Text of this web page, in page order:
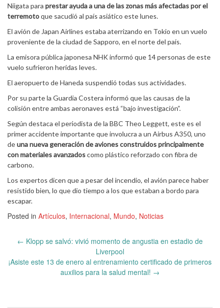
Niigata para prestar ayuda a una de las zonas más afectadas por el
terremotoque sacudió al país asiático este lunes.
El avión de Japan Airlines estaba aterrizando en Tokio en un vuelo
proveniente de la ciudad de Sapporo, en el norte del país.
La emisora ​​pública japonesa NHK informó que 14 personas de este
vuelo sufrieron heridas leves.
El aeropuerto de Haneda suspendió todas sus actividades.
Por su parte la Guardia Costera informó que las causas de la
colisión entre ambas aeronaves está “bajo investigación”.
Según destaca el periodista de la BBC Theo Leggett, este es el
primer accidente importante que involucra a un Airbus A350, uno
deuna nueva generación de aviones construidos principalmente
con materiales avanzadoscomo plástico reforzado con fibra de
carbono.
Los expertos dicen que a pesar del incendio, el avión parece haber
resistido bien, lo que dio tiempo a los que estaban a bordo para
escapar.
Posted in Artículos, Internacional, Mundo, Noticias
Post
← Klopp se salvó: vivió momento de angustia en estadio de
Liverpool
¡Asiste este 13 de enero al entrenamiento certificado de primeros
auxilios para la salud mental! →